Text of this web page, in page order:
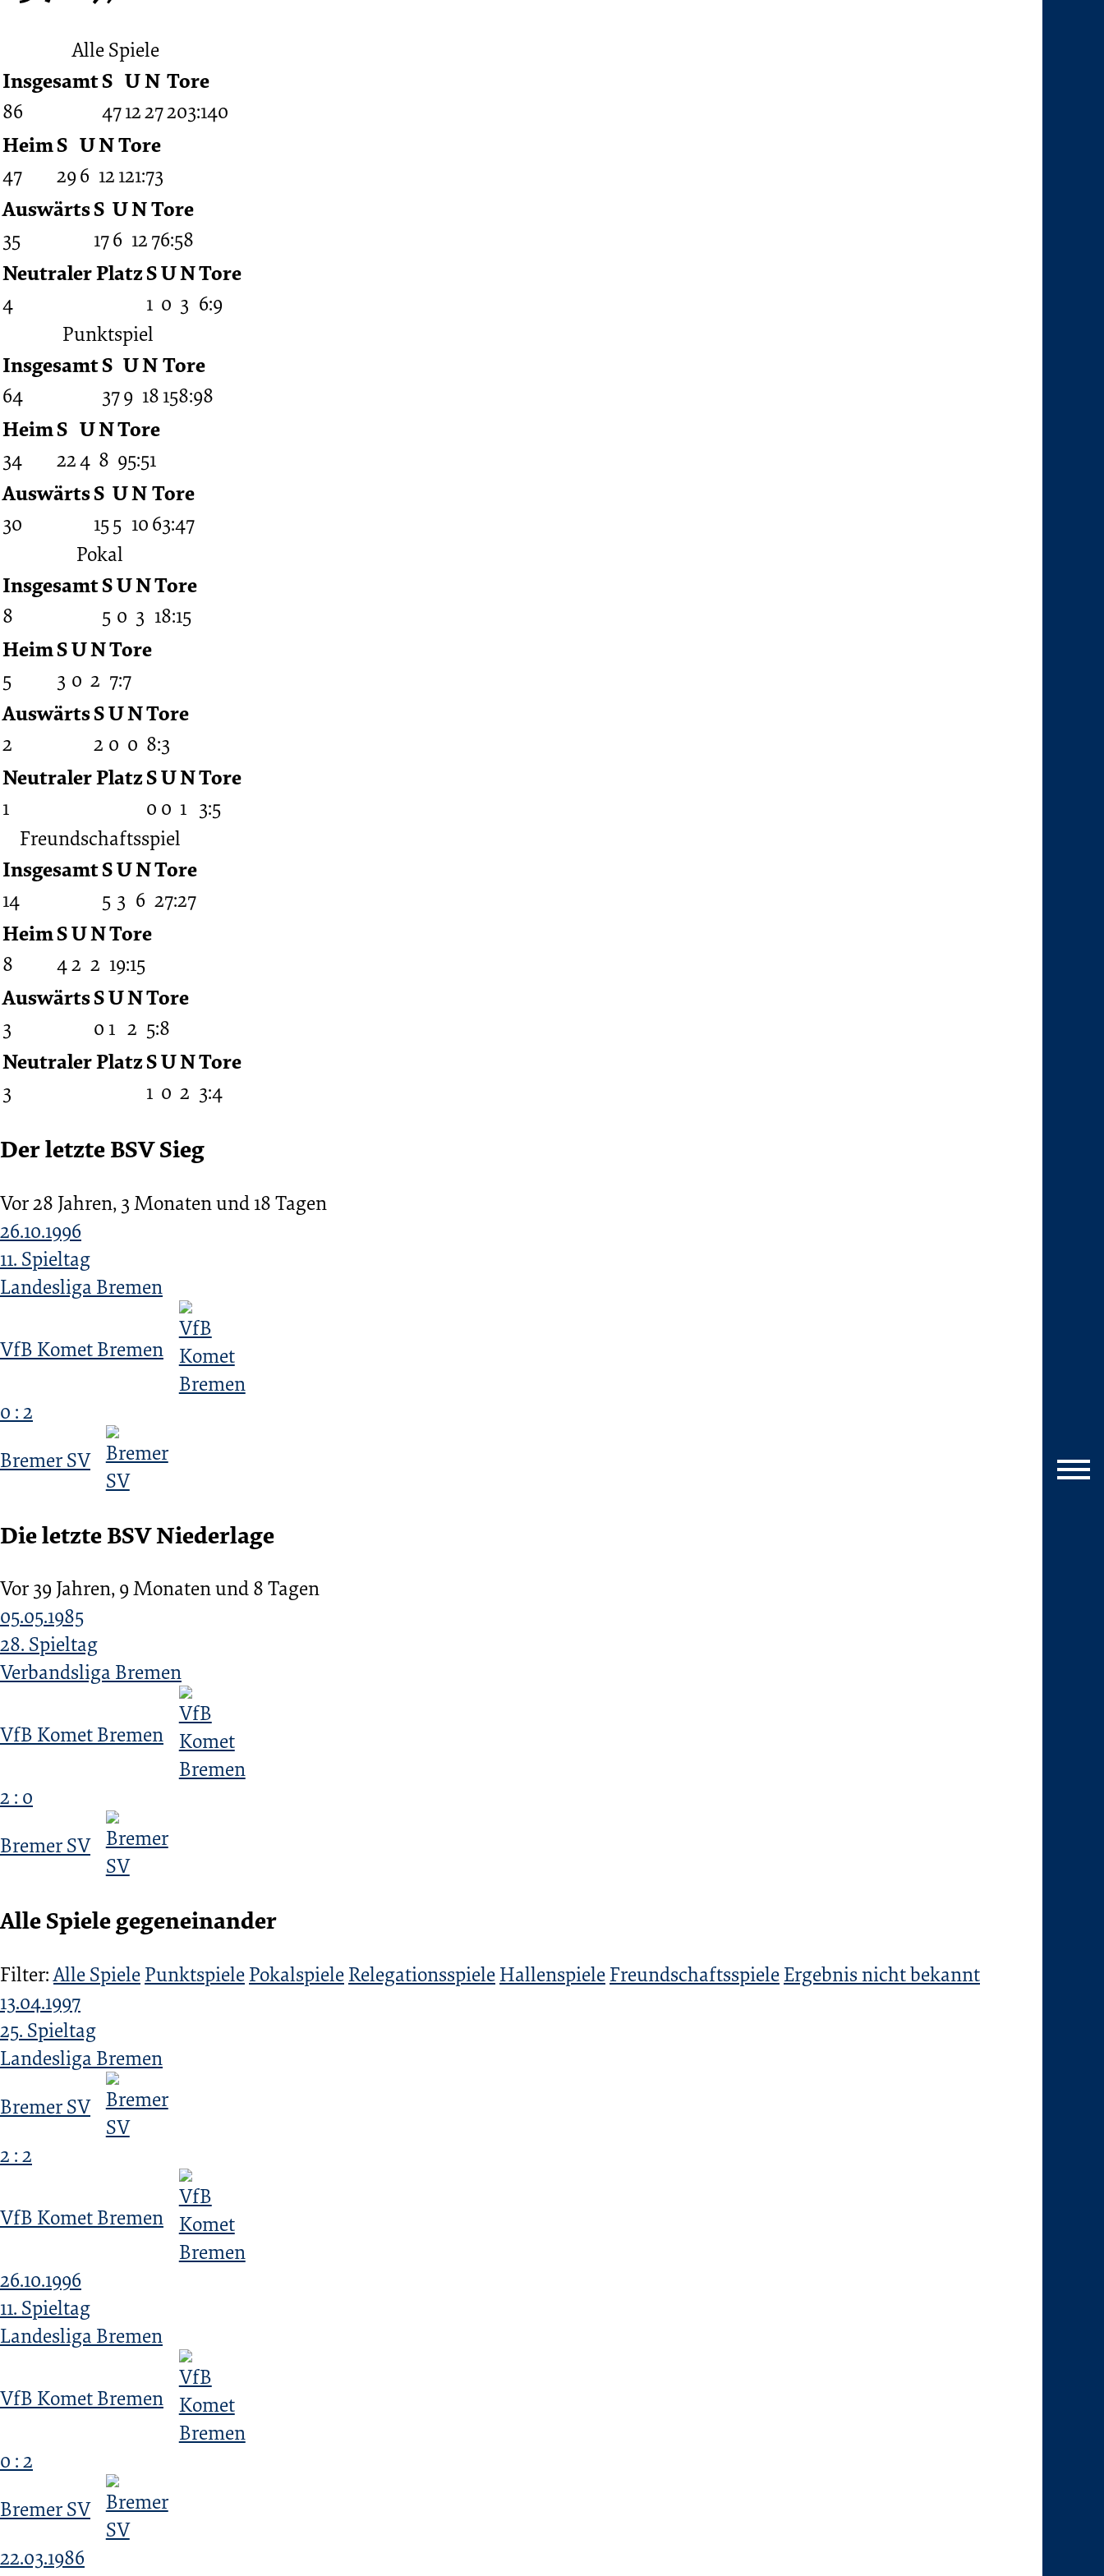
Alle Spiele
InsgesamtS UN Tore
86 471227203:140
HeimS UNTore
47 296 12121:73
AuswärtsS UNTore
35 176 1276:58
Neutraler PlatzSUNTore
4 1 0 3 6:9
Punktspiel
InsgesamtS UNTore
64 379 18158:98
HeimS UNTore
34 224 8 95:51
AuswärtsS UNTore
30 155 1063:47
Pokal
InsgesamtSUNTore
8 5 0 3 18:15
HeimSUNTore
5 3 0 2 7:7
AuswärtsSUNTore
2 2 0 0 8:3
Neutraler PlatzSUNTore
1 0 0 1 3:5
Freundschaftsspiel
InsgesamtSUNTore
14 5 3 6 27:27
HeimSUNTore
8 42 2 19:15
AuswärtsSUNTore
3 0 1 2 5:8
Neutraler PlatzSUNTore
3 1 0 2 3:4
Der letzte BSV Sieg
Vor 28 Jahren, 3 Monaten und 18 Tagen
26.10.1996
11. Spieltag
Landesliga Bremen
VfB Komet Bremen
0 : 2
Bremer SV
Die letzte BSV Niederlage
Vor 39 Jahren, 9 Monaten und 8 Tagen
05.05.1985
28. Spieltag
Verbandsliga Bremen
VfB Komet Bremen
2 : 0
Bremer SV
Alle Spiele gegeneinander
Filter:Alle SpielePunktspielePokalspieleRelegationsspieleHallenspieleFreundschaftsspieleErgebnis nicht bekannt
13.04.1997
25. Spieltag
Landesliga Bremen
Bremer SV
2 : 2
VfB Komet Bremen
26.10.1996
11. Spieltag
Landesliga Bremen
VfB Komet Bremen
0 : 2
Bremer SV
22.03.1986